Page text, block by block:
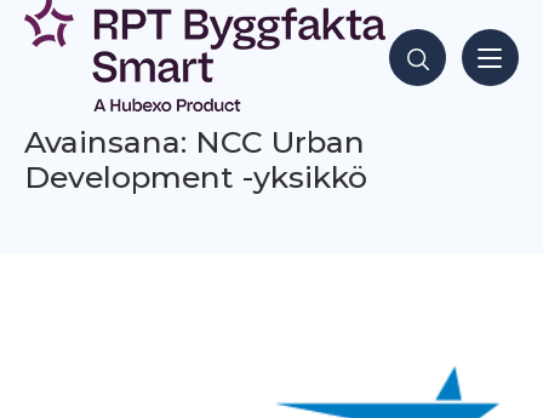
Siirry
sisältöön
Hae sisältöjä
Avainsana: NCC Urban
Development -yksikkö